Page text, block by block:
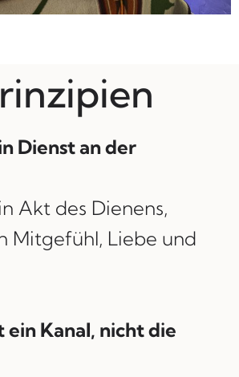
Dienst an der
Akt des Dienens,
Mitgefühl, Liebe und
ein Kanal, nicht die